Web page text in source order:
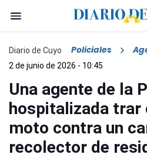
Diario de Cuyo Policiales
2 de junio de 2026 - 10:45
Una agente de la
hospitalizada trar
moto contra un
recolector de